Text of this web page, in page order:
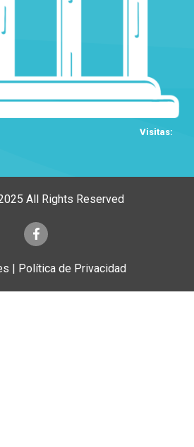
Visitas:
All Rights Reserved
| Política de Privacidad